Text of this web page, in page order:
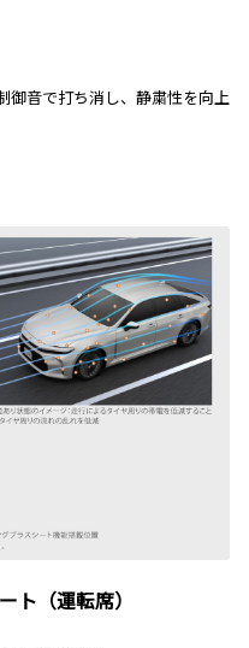
御音で打ち消し、静粛性を向上
ト（運転席）